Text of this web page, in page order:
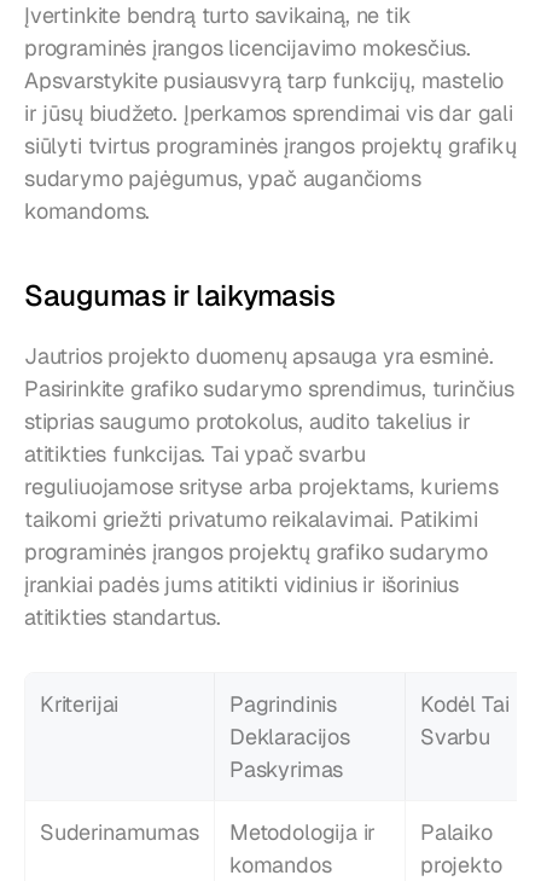
Įvertinkite bendrą turto savikainą, ne tik
programinės įrangos licencijavimo mokesčius.
Apsvarstykite pusiausvyrą tarp funkcijų, mastelio
ir jūsų biudžeto. Įperkamos sprendimai vis dar gali
siūlyti tvirtus programinės įrangos projektų grafikų
sudarymo pajėgumus, ypač augančioms
komandoms.
Saugumas ir laikymasis
Jautrios projekto duomenų apsauga yra esminė.
Pasirinkite grafiko sudarymo sprendimus, turinčius
stiprias saugumo protokolus, audito takelius ir
atitikties funkcijas. Tai ypač svarbu
reguliuojamose srityse arba projektams, kuriems
taikomi griežti privatumo reikalavimai. Patikimi
programinės įrangos projektų grafiko sudarymo
įrankiai padės jums atitikti vidinius ir išorinius
atitikties standartus.
Kriterijai
Pagrindinis
Deklaracijos
Paskyrimas
Kodėl Tai
Svarbu
Suderinamumas
Metodologija ir
komandos
Palaiko
projekto